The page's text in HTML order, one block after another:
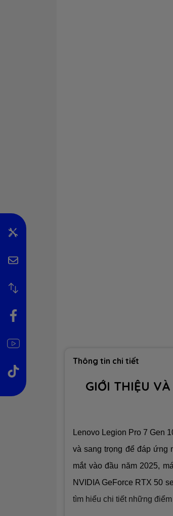
Thông tin chi tiết
GIỚI THIỆU
Lenovo Legion Pro 7 Gen
và sang trọng để đáp ứng
mắt vào đầu năm 2025,
NVIDIA GeForce RTX 50
tìm hiểu chi tiết những